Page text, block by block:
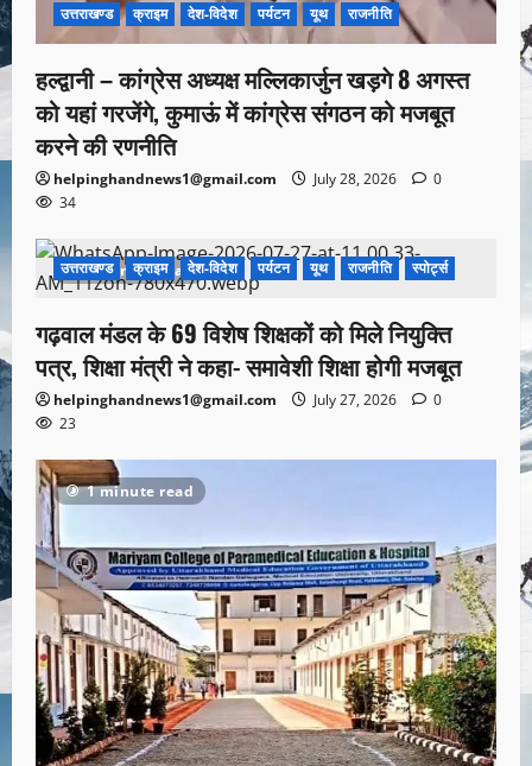
उत्तराखण्ड क्राइम देश-विदेश पर्यटन यूथ राजनीति
हल्द्वानी – कांग्रेस अध्यक्ष मल्लिकार्जुन खड़गे 8 अगस्त
को यहां गरजेंगे, कुमाऊं में कांग्रेस संगठन को मजबूत
करने की रणनीति
helpinghandnews1@gmail.com July 28, 2026
0
34
1 minute read
उत्तराखण्ड क्राइम देश-विदेश पर्यटन यूथ राजनीति स्पोर्ट्स
गढ़वाल मंडल के 69 विशेष शिक्षकों को मिले नियुक्ति
पत्र, शिक्षा मंत्री ने कहा- समावेशी शिक्षा होगी मजबूत
helpinghandnews1@gmail.com July 27, 2026
0
23
1 minute read